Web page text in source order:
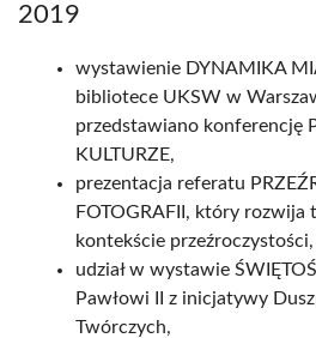
2019
wystawienie DYNAMIKA
bibliotece UKSW w
przedstawiano konferencję
KULTURZE,
prezentacja referatu
FOTOGRAFII, który
kontekście przeźroczystości,
udział w wystawie
Pawłowi II z inicjatywy
Twórczych,